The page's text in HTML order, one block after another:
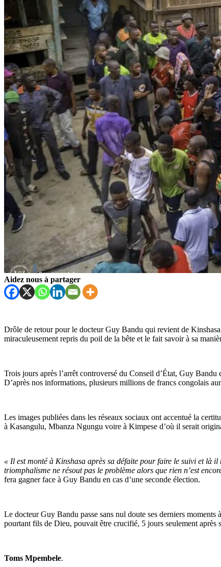
Aidez nous à partager
Drôle de retour pour le docteur Guy Bandu qui revient de
miraculeusement repris du poil de la bête et le fait savoir à sa
Trois jours après l’arrêt controversé du Conseil d’État, Guy
D’après nos informations, plusieurs millions de francs congolais
Les images publiées dans les réseaux sociaux ont accentué la
à Kasangulu, Mbanza Ngungu voire à Kimpese d’où il serait
« Il est monté à Kinshasa après sa défaite pour faire le suivi et là
triomphalisme ne résout pas le problème alors que rien n’est
fera gagner face à Guy Bandu en cas d’une seconde élection.
Le docteur Guy Bandu passe sans nul doute ses derniers
pourtant fils de Dieu, pouvait être crucifié, 5 jours seulement après
Toms Mpembele.